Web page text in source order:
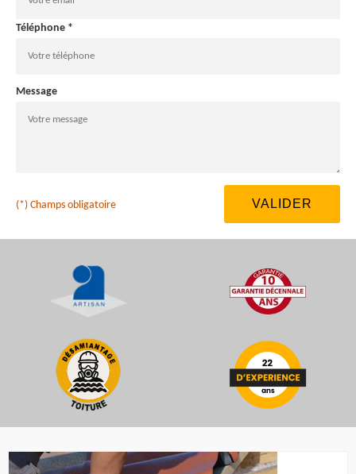
Téléphone *
Message
(*) Champs obligatoire